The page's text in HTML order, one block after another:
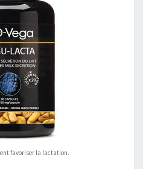
favoriser la lactation.